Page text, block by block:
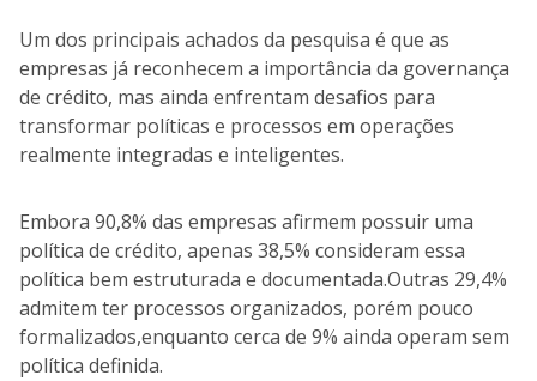
Um dos principais achados da pesquisa é que as
empresas já reconhecem a importância da governança
de crédito, mas ainda enfrentam desafios para
transformar políticas e processos em operações
realmente integradas e inteligentes.
Embora 90,8% das empresas afirmem possuir uma
política de crédito, apenas 38,5% consideram essa
política bem estruturada e documentada.Outras 29,4%
admitem ter processos organizados, porém pouco
formalizados,enquanto cerca de 9% ainda operam sem
política definida.